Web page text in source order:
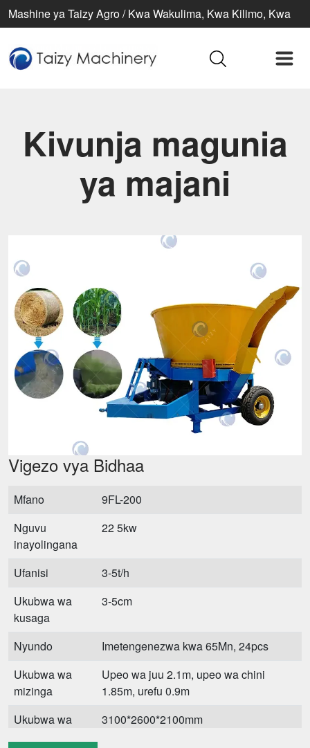
Mashine ya Taizy Agro / Kwa Wakulima, Kwa Kilimo, Kwa
Kivunja magunia
ya majani
Vigezo vya Bidhaa
Mfano
9FL-200
Nguvu
inayolingana
22 5kw
Ufanisi
3-5t/h
Ukubwa wa
kusaga
3-5cm
Nyundo
Imetengenezwa kwa 65Mn, 24pcs
Ukubwa wa
mizinga
Upeo wa juu 2.1m, upeo wa chini
1.85m, urefu 0.9m
Ukubwa wa
3100*2600*2100mm